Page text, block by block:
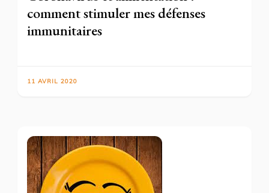
comment stimuler mes défenses
immunitaires
11 AVRIL 2020